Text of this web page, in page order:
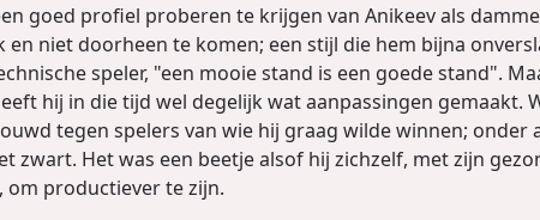
goed profiel proberen te krijgen van Anikeev als
niet doorheen te komen; een stijl die hem bijna
speler, "een mooie stand is een goede stand".
hij in die tijd wel degelijk wat aanpassingen gemaakt.
tegen spelers van wie hij graag wilde winnen; onder
zwart. Het was een beetje alsof hij zichzelf, met zijn
productiever te zijn.